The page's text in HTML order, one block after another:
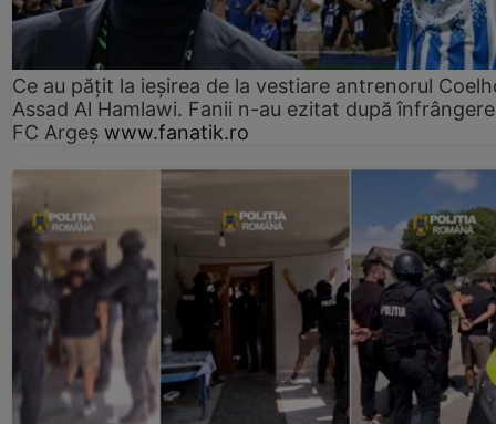
Ce au pățit la ieșirea de la vestiare antrenorul
Assad Al Hamlawi. Fanii n-au ezitat după
FC Argeș www.fanatik.ro